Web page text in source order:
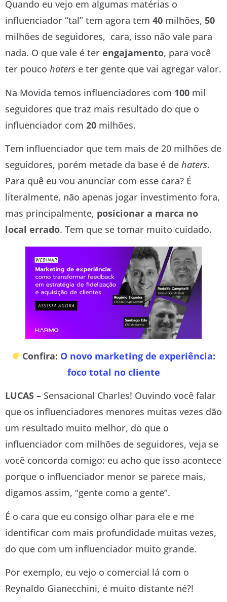
Quando eu vejo em algumas matérias o
influenciador “tal” tem agora tem 40 milhões, 50
milhões de seguidores, cara, isso não vale para
nada. O que vale é ter engajamento, para você
ter pouco haters e ter gente que vai agregar valor.
Na Movida temos influenciadores com 100 mil
seguidores que traz mais resultado do que o
influenciador com 20 milhões.
Tem influenciador que tem mais de 20 milhões de
seguidores, porém metade da base é de haters.
Para quê eu vou anunciar com esse cara? É
literalmente, não apenas jogar investimento fora,
mas principalmente, posicionar a marca no
local errado. Tem que se tomar muito cuidado.
Confira: O novo marketing de experiência:
foco total no cliente
LUCAS – Sensacional Charles! Ouvindo você falar
que os influenciadores menores muitas vezes dão
um resultado muito melhor, do que o
influenciador com milhões de seguidores, veja se
você concorda comigo: eu acho que isso acontece
porque o influenciador menor se parece mais,
digamos assim, “gente como a gente”.
É o cara que eu consigo olhar para ele e me
identificar com mais profundidade muitas vezes,
do que com um influenciador muito grande.
Por exemplo, eu vejo o comercial lá com o
Reynaldo Gianecchini, é muito distante né?!